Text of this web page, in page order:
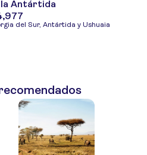
la Antártida
del Sur, Antártida y Ushuaia